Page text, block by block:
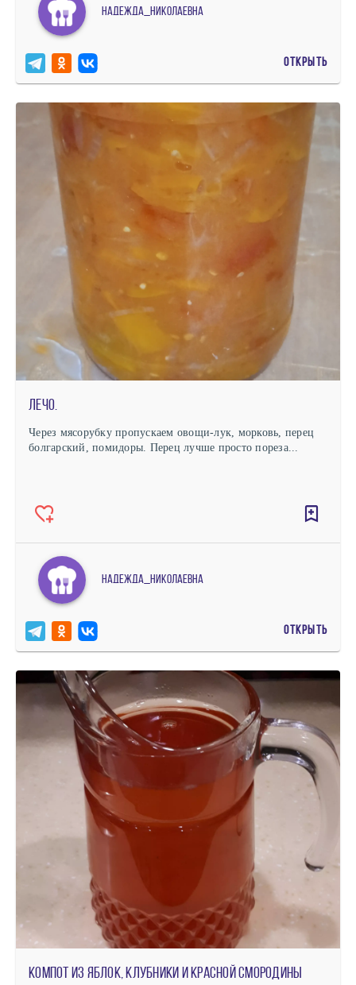
Надежда_Николаевна
ОТКРЫТЬ
Лечо.
Через мясорубку пропускаем овощи-лук, морковь, перец
болгарский, помидоры. Перец лучше просто пореза...
Надежда_Николаевна
ОТКРЫТЬ
Компот из яблок, клубники и красной смородины